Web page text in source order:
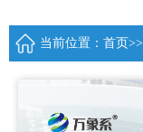
当前位置： 首页>>